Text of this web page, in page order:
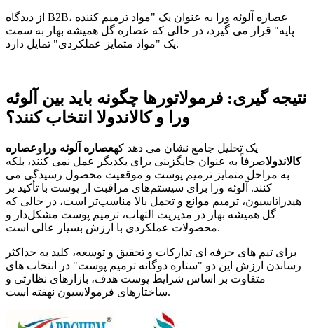
از دیدگاه B2B، عصاره آلوئه ورا به عنوان یک "مواد ترمیم کننده
پایه" قرار می گیرد، در حالی که عصاره گل همیشه بهار به سمت
یک "مواد متمایز عملکردی" تمایل دارد.
نتیجه گیری: فرمولاتورها چگونه باید بین آلوئه
ورا و کالاندولا انتخاب کنند؟
یک تحلیل جامع نشان می دهد کهعصاره آلوئه ورا وعصاره
کالاندولاصرفاً به عنوان جایگزینی برای یکدیگر عمل نمی کنند، بلکه
به مراحل متمایز ترمیم پوست و موقعیت محصول رسیدگی می
کنند. آلوئه ورا برای سیستم‌های مراقبت از پوست با تأکید بر
هیدراتاسیون، ترمیم موانع و تحمل بالا مناسب‌تر است، در حالی که
گل همیشه بهار در مدیریت التهاب، ترمیم پوست مشکل‌دار و
محصولات عملکردی با ارزش بسیار عالی است.
برای تیم های حرفه ای تدارکات و تحقیق و توسعه، کلید به حداکثر
رساندن ارزش این دو "ستاره دوگانه ترمیم پوست" در انتخاب های
متفاوت بر اساس شرایط پوست هدف، بازارهای نظارتی و
ساختارهای فرمولاسیون نهفته است.